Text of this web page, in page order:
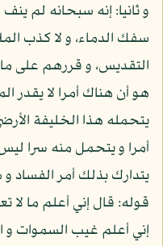
و ثانيا: إنه سبحانه لم
سفك الدماء، و لا كذب
التقديس، و قررهم على ما
هو أن هناك أمرا لا يقدر
يتحمله هذا الخليفة
أمرا و يتحمل منه سرا
يتدارك بذلك أمر الفساد
قوله: قال إني أعلم ما لا
إني أعلم غيب السموات و